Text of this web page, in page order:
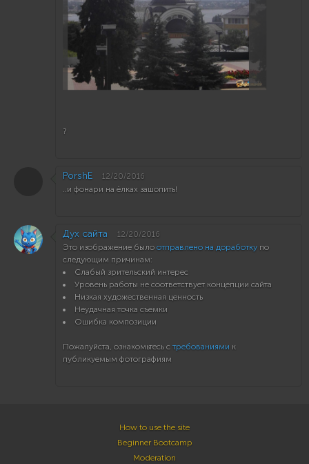
?
PorshE 12/20/2016
..и фонари на ёлках зашопить!
Дух сайта 12/20/2016
Это изображение было отправлено на доработку по
следующим причинам:
Слабый зрительский интерес
Уровень работы не соответствует концепции сайта
Низкая художественная ценность
Неудачная точка съемки
Ошибка композиции
Пожалуйста, ознакомьтесь с требованиями к
публикуемым фотографиям
How to use the site
Beginner Bootcamp
Moderation